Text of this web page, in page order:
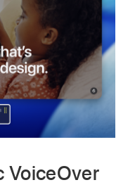
VoiceOver